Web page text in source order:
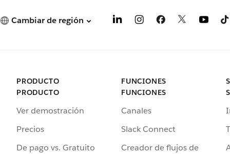
Cambiar de región
PRODUCTO
PRODUCTO
Ver demostración
Precios
De pago vs. Gratuito
FUNCIONES
FUNCIONES
Canales
Slack Connect
Creador de flujos de